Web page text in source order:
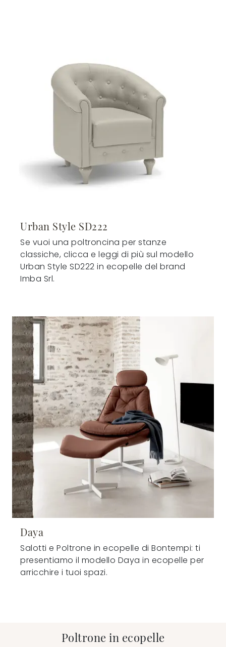
Urban Style SD222
Se vuoi una poltroncina per stanze
classiche, clicca e leggi di più sul modello
Urban Style SD222 in ecopelle del brand
Imba Srl.
Daya
Salotti e Poltrone in ecopelle di Bontempi: ti
presentiamo il modello Daya in ecopelle per
arricchire i tuoi spazi.
Poltrone in ecopelle